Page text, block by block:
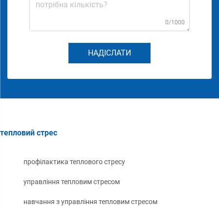
0/1000
НАДІСЛАТИ
тепловий стрес
профілактика теплового стресу
управління тепловим стресом
навчання з управління тепловим стресом